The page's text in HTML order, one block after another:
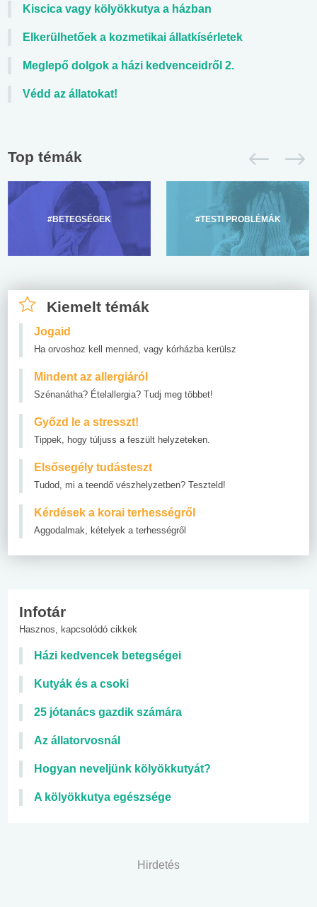
Kiscica vagy kölyökkutya a házban
Elkerülhetőek a kozmetikai állatkísérletek
Meglepő dolgok a házi kedvenceidről 2.
Védd az állatokat!
Top témák
#BETEGSÉGEK #TESTI PROBLÉMÁK
Kiemelt témák
Jogaid
Ha orvoshoz kell menned, vagy kórházba kerülsz
Mindent az allergiáról
Szénanátha? Ételallergia? Tudj meg többet!
Győzd le a stresszt!
Tippek, hogy túljuss a feszült helyzeteken.
Elsősegély tudásteszt
Tudod, mi a teendő vészhelyzetben? Teszteld!
Kérdések a korai terhességről
Aggodalmak, kételyek a terhességről
Infotár
Hasznos, kapcsolódó cikkek
Házi kedvencek betegségei
Kutyák és a csoki
25 jótanács gazdik számára
Az állatorvosnál
Hogyan neveljünk kölyökkutyát?
A kölyökkutya egészsége
Hirdetés